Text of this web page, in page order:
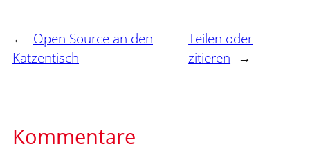
← Open Source an den
Katzentisch
Teilen oder
zitieren →
Kommentare